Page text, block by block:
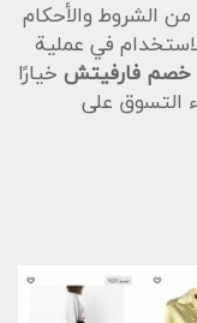
من الشروط والأحكام
في عملية
خصم فارفيتش خيارًا
التسوق على